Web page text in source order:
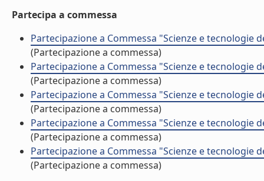
Partecipa a commessa
Partecipazione a Commessa "Scienze e tecnologie
(Partecipazione a commessa)
Partecipazione a Commessa "Scienze e tecnologie
(Partecipazione a commessa)
Partecipazione a Commessa "Scienze e tecnologie
(Partecipazione a commessa)
Partecipazione a Commessa "Scienze e tecnologie
(Partecipazione a commessa)
Partecipazione a Commessa "Scienze e tecnologie
(Partecipazione a commessa)